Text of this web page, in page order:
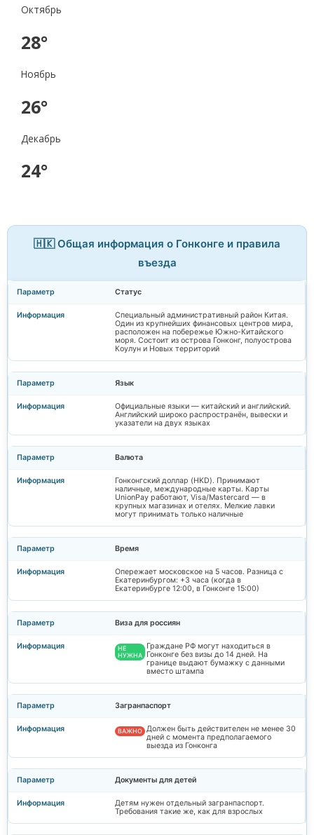
Октябрь
28°
Ноябрь
26°
Декабрь
24°
🇭🇰 Общая информация о Гонконге и правила
въезда
Статус
Специальный административный район Китая.
Один из крупнейших финансовых центров мира,
расположен на побережье Южно-Китайского
моря. Состоит из острова Гонконг, полуострова
Коулун и Новых территорий
Язык
Официальные языки — китайский и английский.
Английский широко распространён, вывески и
указатели на двух языках
Валюта
Гонконгский доллар (HKD). Принимают
наличные, международные карты. Карты
UnionPay работают, Visa/Mastercard — в
крупных магазинах и отелях. Мелкие лавки
могут принимать только наличные
Время
Опережает московское на 5 часов. Разница с
Екатеринбургом: +3 часа (когда в
Екатеринбурге 12:00, в Гонконге 15:00)
Виза для россиян
НЕ
НУЖНА
Граждане РФ могут находиться в
Гонконге без визы до 14 дней. На
границе выдают бумажку с данными
вместо штампа
Загранпаспорт
ВАЖНО Должен быть действителен не менее 30
дней с момента предполагаемого
выезда из Гонконга
Документы для детей
Детям нужен отдельный загранпаспорт.
Требования такие же, как для взрослых